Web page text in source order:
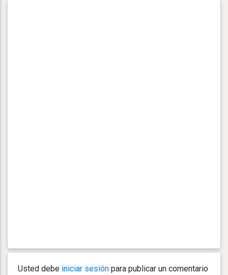
Usted debe iniciar sesión para publicar un comentario